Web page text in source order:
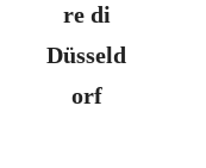
re di
Düsseld
orf